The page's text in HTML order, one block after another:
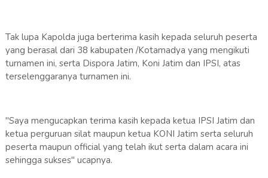
Tak lupa Kapolda juga berterima kasih kepada seluruh peserta
yang berasal dari 38 kabupaten /Kotamadya yang mengikuti
turnamen ini, serta Dispora Jatim, Koni Jatim dan IPSI, atas
terselenggaranya turnamen ini.
"Saya mengucapkan terima kasih kepada ketua IPSI Jatim dan
ketua perguruan silat maupun ketua KONI Jatim serta seluruh
peserta maupun official yang telah ikut serta dalam acara ini
sehingga sukses" ucapnya.